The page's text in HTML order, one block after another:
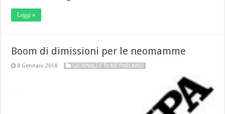
Leggi »
Boom di dimissioni per le neomamme
8 Gennaio 2018 GIORNALI E TV NE PARLANO